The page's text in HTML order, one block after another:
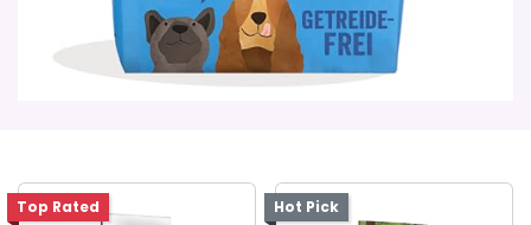
Top Rated Hot Pick